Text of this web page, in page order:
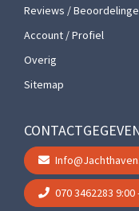
Reviews /
Account / Profiel
Overig
Sitemap
070 3462283 9:00